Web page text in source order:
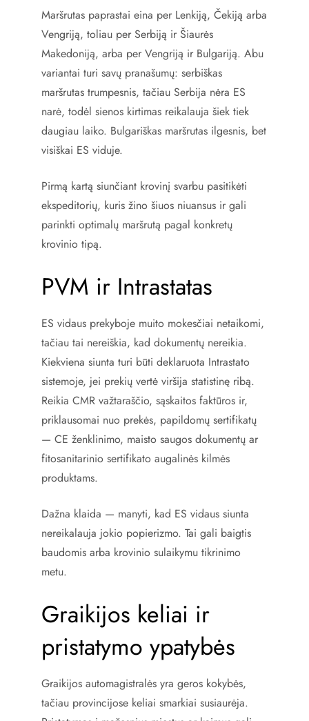
Maršrutas paprastai eina per Lenkiją, Čekiją arba
Vengriją, toliau per Serbiją ir Šiaurės
Makedoniją, arba per Vengriją ir Bulgariją. Abu
variantai turi savų pranašumų: serbiškas
maršrutas trumpesnis, tačiau Serbija nėra ES
narė, todėl sienos kirtimas reikalauja šiek tiek
daugiau laiko. Bulgariškas maršrutas ilgesnis, bet
visiškai ES viduje.
Pirmą kartą siunčiant krovinį svarbu pasitikėti
ekspeditorių, kuris žino šiuos niuansus ir gali
parinkti optimalų maršrutą pagal konkretų
krovinio tipą.
PVM ir Intrastatas
ES vidaus prekyboje muito mokesčiai netaikomi,
tačiau tai nereiškia, kad dokumentų nereikia.
Kiekviena siunta turi būti deklaruota Intrastato
sistemoje, jei prekių vertė viršija statistinę ribą.
Reikia CMR važtaraščio, sąskaitos faktūros ir,
priklausomai nuo prekės, papildomų sertifikatų
— CE ženklinimo, maisto saugos dokumentų ar
fitosanitarinio sertifikato augalinės kilmės
produktams.
Dažna klaida — manyti, kad ES vidaus siunta
nereikalauja jokio popierizmo. Tai gali baigtis
baudomis arba krovinio sulaikymu tikrinimo
metu.
Graikijos keliai ir
pristatymo ypatybės
Graikijos automagistralės yra geros kokybės,
tačiau provincijose keliai smarkiai susiaurėja.